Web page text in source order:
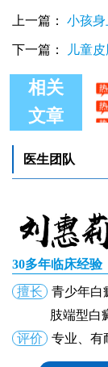
上一篇： 小孩
下一篇： 儿童
相关
文章
医生团队
30多年临床经验
擅长
青少年白
肢端型白
评价
专业、有